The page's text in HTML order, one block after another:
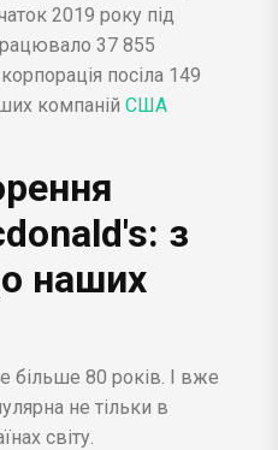
2019 року під
37 855
посіла 149
компаній США
з
наших
більше 80 років. І вже
не тільки в
світу.